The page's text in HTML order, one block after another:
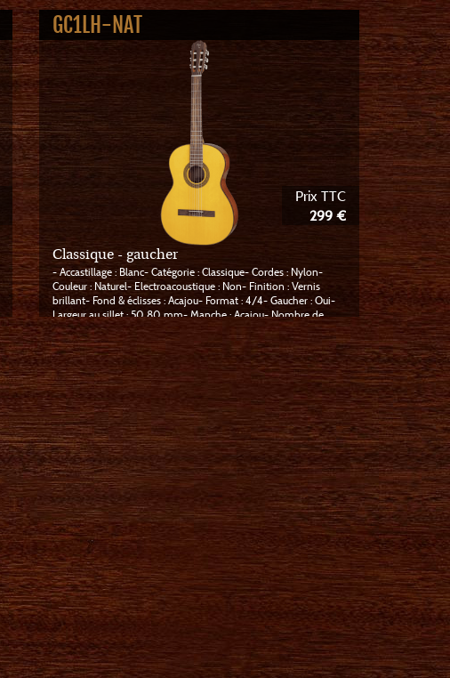
GC1LH-NAT
Prix TTC
299 €
Classique - gaucher
- Accastillage : Blanc- Catégorie : Classique- Cordes : Nylon-
Couleur : Naturel- Electroacoustique : Non- Finition : Vernis
brillant- Fond & éclisses : Acajou- Format : 4/4- Gaucher : Oui-
Largeur au sillet : 50,80 mm- Manche : Acajou- Nombre de
cordes : 6- Nombre de frettes : 18- Pan coupé : Non- Table :
Épicéa- Touche : Palissandre- Type de manche : Collé